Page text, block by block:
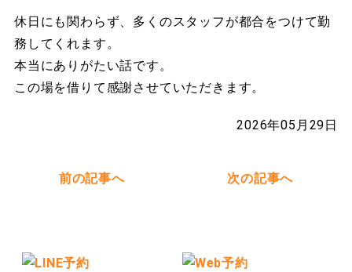
休日にも関わらず、多くのスタッフが都合をつけて勤
務してくれます。
本当にありがたい話です。
この場を借りて感謝させていただきます。
2026年05月29日
前の記事へ 次の記事へ